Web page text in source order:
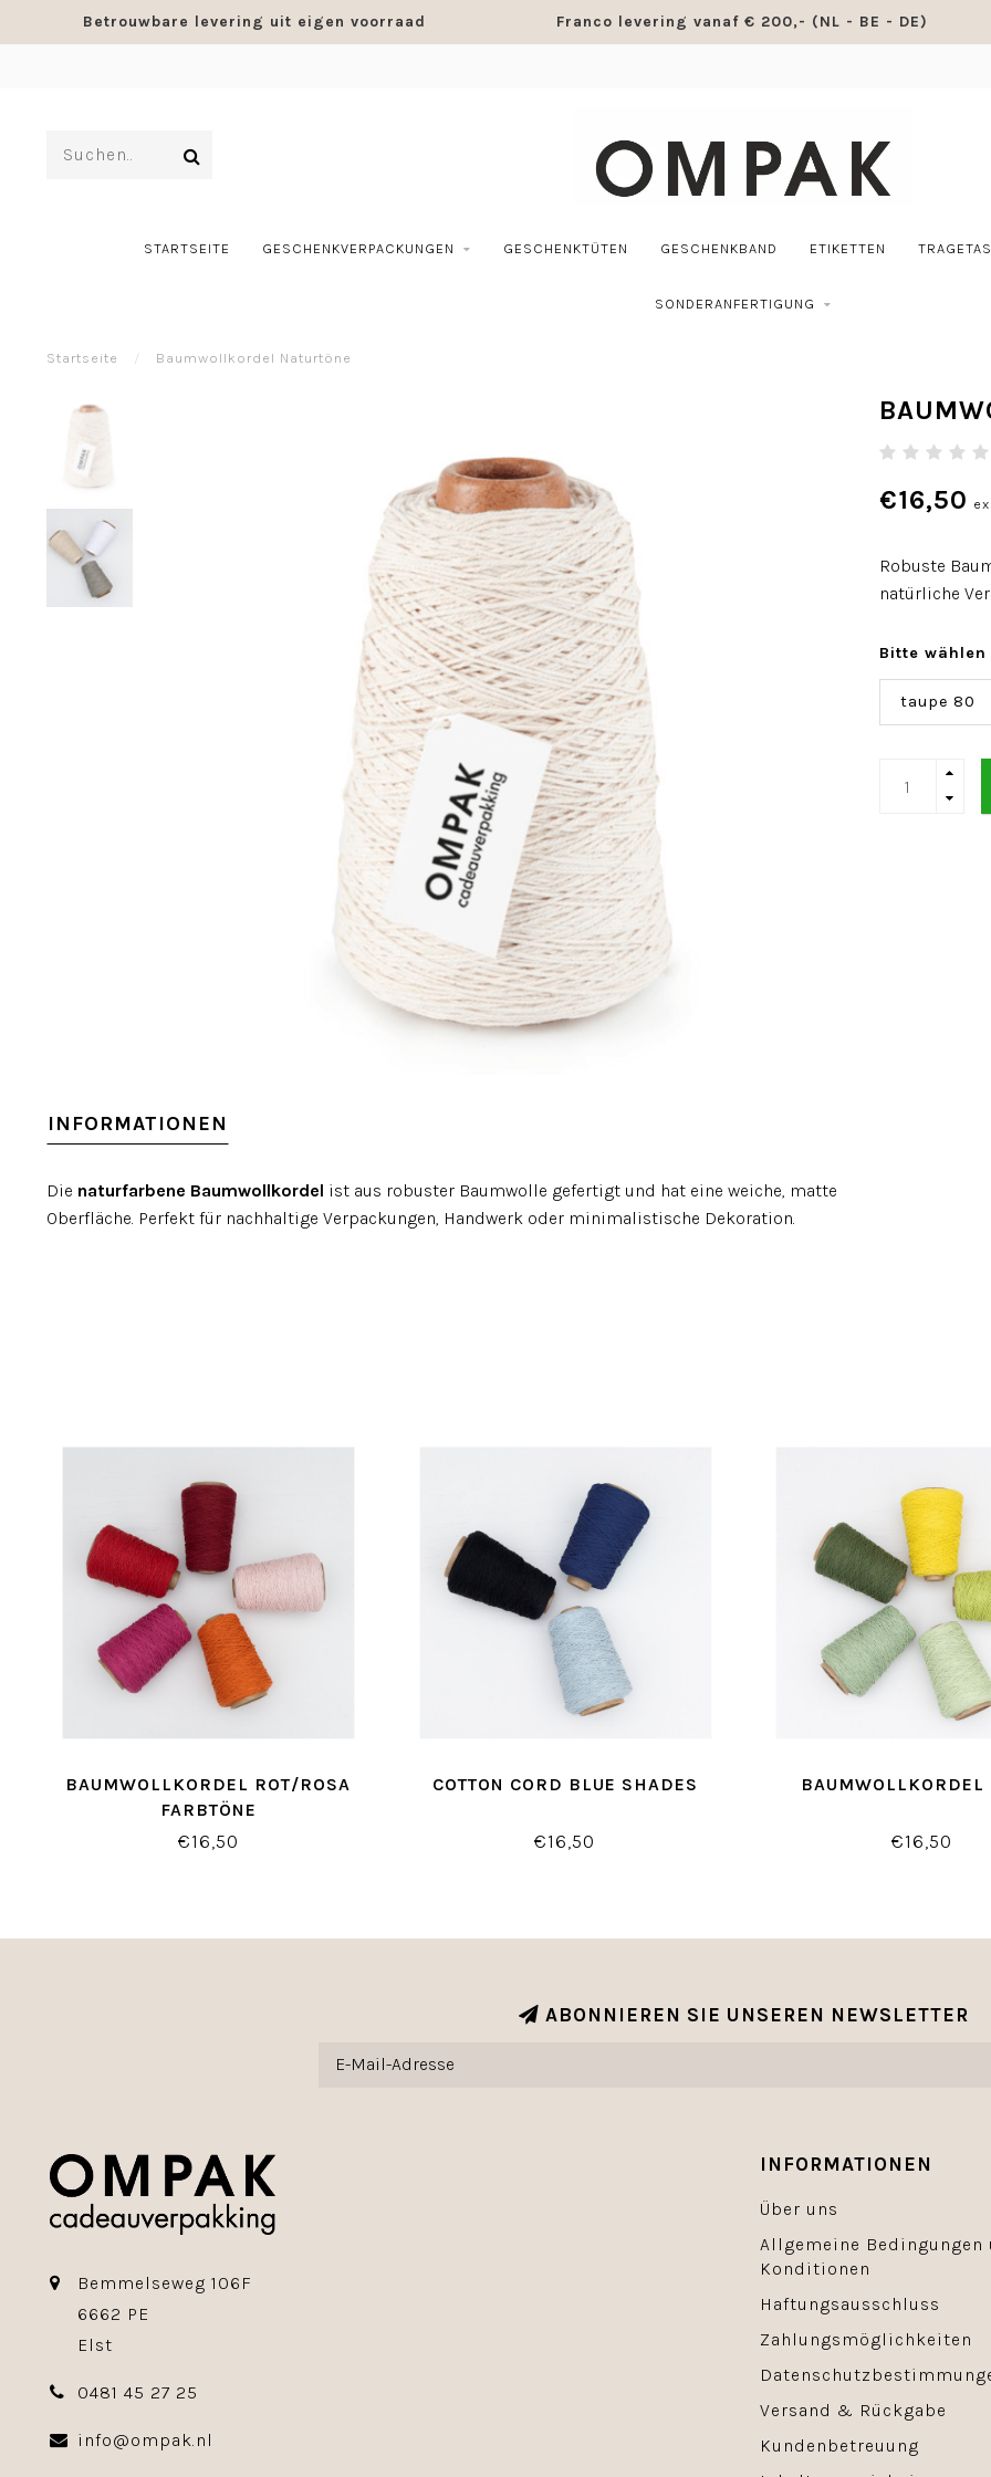
Betrouwbare levering uit eigen voorraad Franco levering vanaf € 200,- (NL - BE - DE)
STARTSEITE GESCHENKVERPACKUNGEN GESCHENKTÜTEN GESCHENKBAND ETIKETTEN
SONDERANFERTIGUNG
Startseite / Baumwollkordel Naturtöne
€16,50
Robuste
natürliche
Bitte
taupe 80
INFORMATIONEN
Die naturfarbene Baumwollkordel ist aus robuster Baumwolle gefertigt und hat eine weiche, matte
Oberfläche. Perfekt für nachhaltige Verpackungen, Handwerk oder minimalistische Dekoration.
BAUMWOLLKORDEL ROT/ROSA
FARBTÖNE
€16,50
COTTON CORD BLUE SHADES
€16,50
BAUMWOLLKORDEL
€16,50
ABONNIEREN SIE UNSEREN NEWSLETTER
Bemmelseweg 106F
6662 PE
Elst
0481 45 27 25
info@ompak.nl
INFORMATIONEN
Über uns
Allgemeine Bedingungen
Konditionen
Haftungsausschluss
Zahlungsmöglichkeiten
Versand & Rückgabe
Kundenbetreuung